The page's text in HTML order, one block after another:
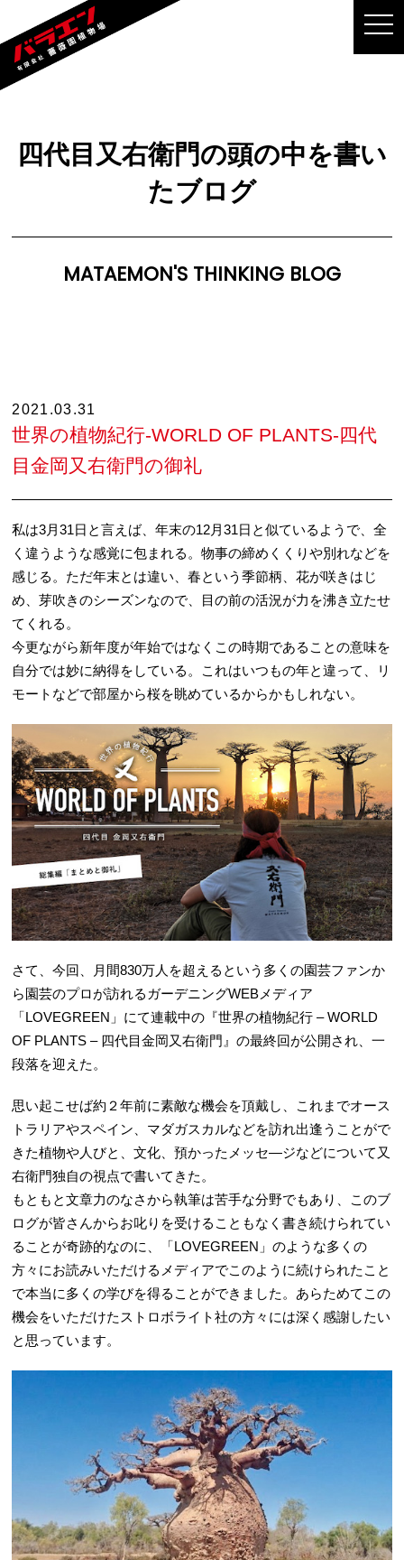
四代目又右衛門の頭の中を書い
たブログ
MATAEMON'S THINKING BLOG
2021.03.31
世界の植物紀行-WORLD OF PLANTS-四代
目金岡又右衛門の御礼
私は3月31日と言えば、年末の12月31日と似ているようで、全
く違うような感覚に包まれる。物事の締めくくりや別れなどを
感じる。ただ年末とは違い、春という季節柄、花が咲きはじ
め、芽吹きのシーズンなので、目の前の活況が力を沸き立たせ
てくれる。
今更ながら新年度が年始ではなくこの時期であることの意味を
自分では妙に納得をしている。これはいつもの年と違って、リ
モートなどで部屋から桜を眺めているからかもしれない。
さて、今回、月間830万人を超えるという多くの園芸ファンか
ら園芸のプロが訪れるガーデニングWEBメディア
「LOVEGREEN」にて連載中の『世界の植物紀行 – WORLD
OF PLANTS – 四代目金岡又右衛門』の最終回が公開され、一
段落を迎えた。
思い起こせば約２年前に素敵な機会を頂戴し、これまでオース
トラリアやスペイン、マダガスカルなどを訪れ出逢うことがで
きた植物や人びと、文化、預かったメッセ―ジなどについて又
右衛門独自の視点で書いてきた。
もともと文章力のなさから執筆は苦手な分野でもあり、このブ
ログが皆さんからお叱りを受けることもなく書き続けられてい
ることが奇跡的なのに、「LOVEGREEN」のような多くの
方々にお読みいただけるメディアでこのように続けられたこと
で本当に多くの学びを得ることができました。あらためてこの
機会をいただけたストロボライト社の方々には深く感謝したい
と思っています。